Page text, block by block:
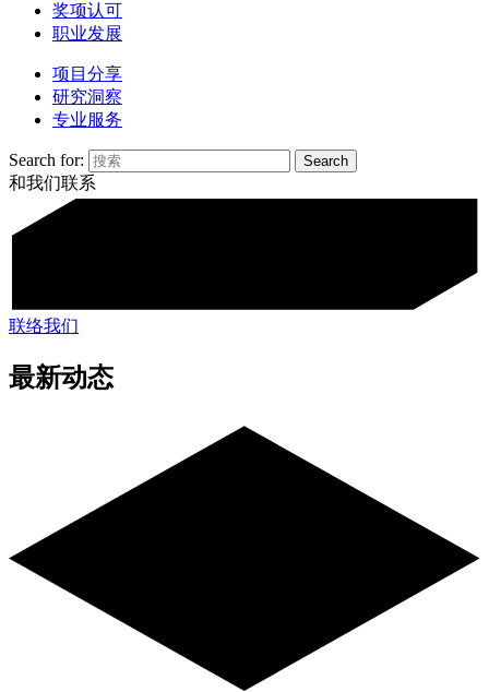
奖项认可
职业发展
项目分享
研究洞察
专业服务
Search for:
和我们联系
联络我们
最新动态